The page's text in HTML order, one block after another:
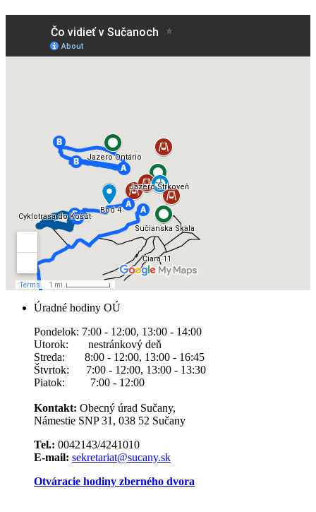
Úradné hodiny OÚ
Pondelok: 7:00 - 12:00, 13:00 - 14:00
Utorok: nestránkový deň
Streda: 8:00 - 12:00, 13:00 - 16:45
Štvrtok: 7:00 - 12:00, 13:00 - 13:30
Piatok: 7:00 - 12:00
Kontakt: Obecný úrad Sučany,
Námestie SNP 31, 038 52 Sučany
Tel.: 0042143/4241010
E-mail: sekretariat@sucany.sk
Otváracie hodiny zberného dvora